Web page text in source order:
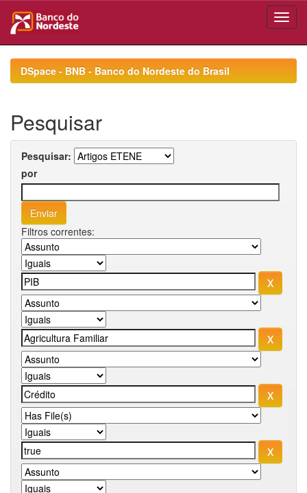
navigationDSpace - BNB - Banco do Nordeste do Brasil
Pesquisar
Pesquisar:
por
Filtros correntes: